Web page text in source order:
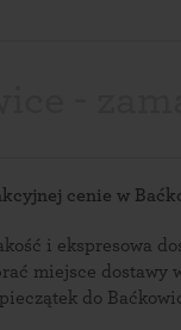
cenie w
i ekspresowa
miejsce dostawy